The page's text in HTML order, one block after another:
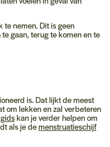
te nemen. Dit is geen
gaan, terug te komen en te
is. Dat lijkt de meest
om lekken en zal verbeteren
kan je verder helpen om
als je demenstruatieschijf